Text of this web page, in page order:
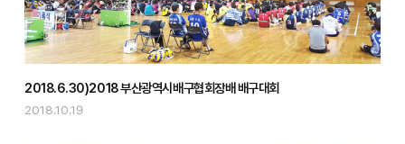
2018.6.30)2018 부산광역시배구협회장배 배구대회
2018.10.19